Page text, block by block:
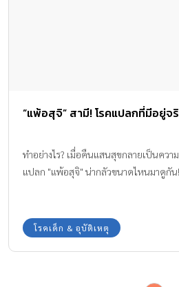
“แพ้อสุจิ” สามี! โรคแปลกที่มีอยู่จ
ทำอย่างไร? เมื่อคืนแสนสุขกลายเป็นคว
แปลก "แพ้อสุจิ" น่ากลัวขนาดไหนมาดูกัน!
โรคเด็ก & อุบัติเหตุ